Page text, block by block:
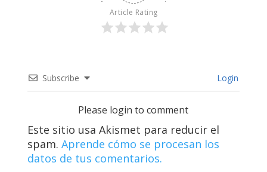
Article Rating
Subscribe Login
Please login to comment
Este sitio usa Akismet para reducir el
spam. Aprende cómo se procesan los
datos de tus comentarios.